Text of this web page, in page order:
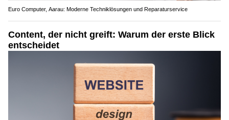
Euro Computer, Aarau: Moderne Techniklösungen und Reparaturservice
Content, der nicht greift: Warum der erste Blick
entscheidet